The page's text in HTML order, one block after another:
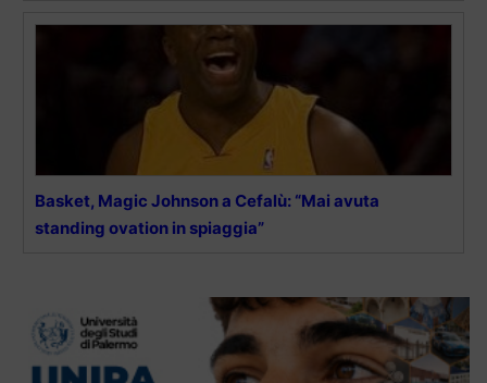
Basket, Magic Johnson a Cefalù: “Mai avuta
standing ovation in spiaggia”